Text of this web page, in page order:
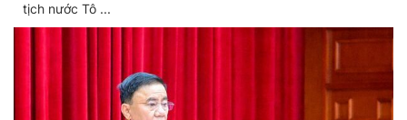
tịch nước Tô ...